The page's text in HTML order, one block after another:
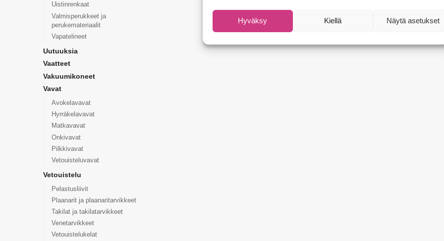
Hyväksy Kiellä Näytä asetukset
Uistinrenkaat
Valmisperukkeet ja
perukemateriaalit
Vapatelineet
Uutuuksia
Vaatteet
Vakuumikoneet
Vavat
Avokelavavat
Hyrräkelavavat
Matkavavat
Onkivavat
Pilkkivavat
Vetouisteluvavat
Vetouistelu
Pelastusliivit
Plaanarit ja plaanaritarvikkeet
Takilat ja takilatarvikkeet
Venetarvikkeet
Vetouistelukelat